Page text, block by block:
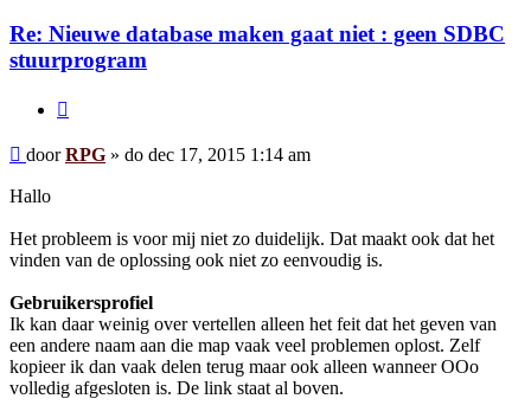
Re: Nieuwe database maken gaat niet : geen SDBC
stuurprogram
Bericht
doorRPG » do dec 17, 2015 1:14 am
Hallo
Het probleem is voor mij niet zo duidelijk. Dat maakt ook dat het
vinden van de oplossing ook niet zo eenvoudig is.
Gebruikersprofiel
Ik kan daar weinig over vertellen alleen het feit dat het geven van
een andere naam aan die map vaak veel problemen oplost. Zelf
kopieer ik dan vaak delen terug maar ook alleen wanneer OOo
volledig afgesloten is. De link staat al boven.